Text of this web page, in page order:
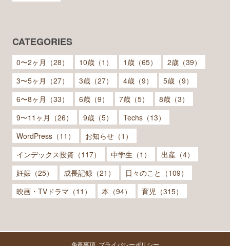
CATEGORIES
0〜2ヶ月（28） 10歳（1） 1歳（65）
2歳（39）
3〜5ヶ月（27）
3歳（27） 4歳（9）
5歳（9）
6〜8ヶ月（33）
6歳（9） 7歳（5）
8歳（3）
9〜11ヶ月（26）
9歳（5）
Techs（13）
WordPress（11）
お知らせ（1）
インデックス投資（117）
中学生（1）
出産（4）
妊娠（25）
成長記録（21）
日々のこと（109）
映画・TVドラマ（11）
本（94） 育児（315）
免責事項 プライバシーポリシー